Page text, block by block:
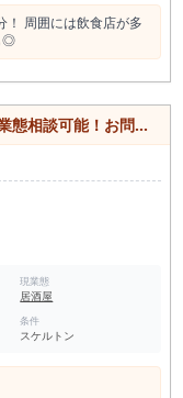
！ 周囲には飲食店が多
◎
能！お問合せ下さい！
現業態
居酒屋
条件
スケルトン